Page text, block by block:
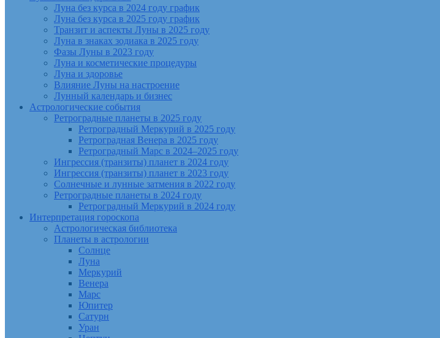
Луна без курса в 2024 году график
Луна без курса в 2025 году график
Транзит и аспекты Луны в 2025 году
Луна в знаках зодиака в 2025 году
Фазы Луны в 2023 году
Луна и косметические процедуры
Луна и здоровье
Влияние Луны на настроение
Лунный календарь и бизнес
Астрологические события
Ретроградные планеты в 2025 году
Ретроградный Меркурий в 2025 году
Ретроградная Венера в 2025 году
Ретроградный Марс в 2024–2025 году
Ингрессия (транзиты) планет в 2024 году
Ингрессия (транзиты) планет в 2023 году
Солнечные и лунные затмения в 2022 году
Ретроградные планеты в 2024 году
Ретроградный Меркурий в 2024 году
Интерпретация гороскопа
Астрологическая библиотека
Планеты в астрологии
Солнце
Луна
Меркурий
Венера
Марс
Юпитер
Сатурн
Уран